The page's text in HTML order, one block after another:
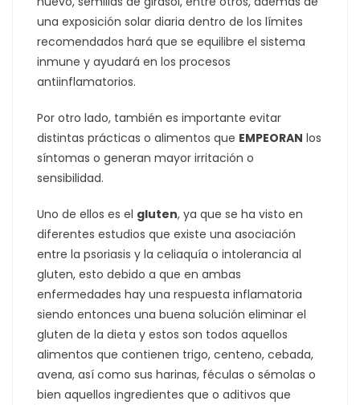
una exposición solar diaria dentro de los límites
recomendados hará que se equilibre el sistema
inmune y ayudará en los procesos
antiinflamatorios.
Por otro lado, también es importante evitar
distintas prácticas o alimentos que EMPEORAN los
síntomas o generan mayor irritación o
sensibilidad.
Uno de ellos es el gluten, ya que se ha visto en
diferentes estudios que existe una asociación
entre la psoriasis y la celiaquía o intolerancia al
gluten, esto debido a que en ambas
enfermedades hay una respuesta inflamatoria
siendo entonces una buena solución eliminar el
gluten de la dieta y estos son todos aquellos
alimentos que contienen trigo, centeno, cebada,
avena, así como sus harinas, féculas o sémolas o
bien aquellos ingredientes que o aditivos que